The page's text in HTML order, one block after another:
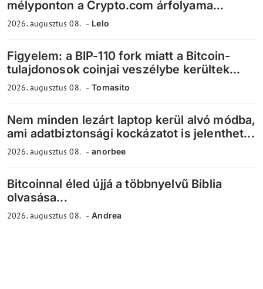
mélyponton a Crypto.com árfolyama...
2026. augusztus 08. Lelo
Figyelem: a BIP-110 fork miatt a Bitcoin-
tulajdonosok coinjai veszélybe kerültek...
2026. augusztus 08. Tomasito
Nem minden lezárt laptop kerül alvó módba,
ami adatbiztonsági kockázatot is jelenthet...
2026. augusztus 08. anorbee
Bitcoinnal éled újjá a többnyelvű Biblia
olvasása...
2026. augusztus 08. Andrea